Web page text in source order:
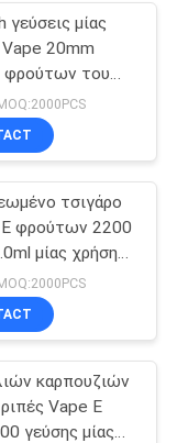
11
γεύσεις μίας
20mm
φρούτων του
1
τσιγάρο
Ε φρούτων 2200
μίας χρήσης
καρπουζιών
Vape Ε
γεύσης μίας